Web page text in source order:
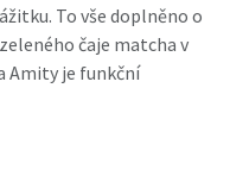
To vše doplněno o
čaje matcha v
Amity je funkční